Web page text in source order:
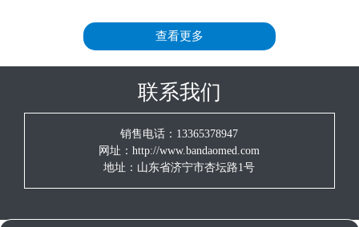
查看更多
联系我们
销售电话：13365378947
网址：http://www.bandaomed.com
地址：山东省济宁市杏坛路1号